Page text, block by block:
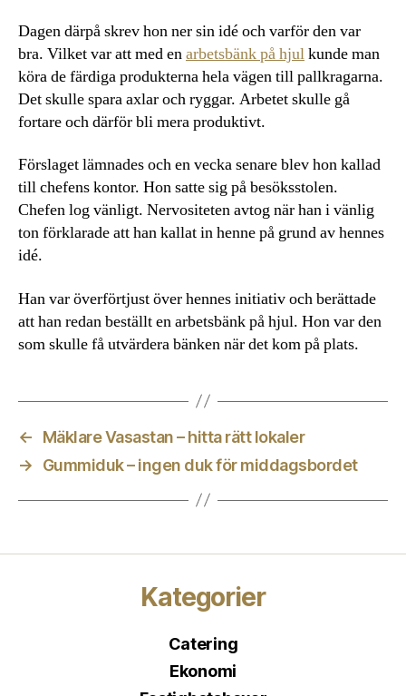
Dagen därpå skrev hon ner sin idé och varför den var
bra. Vilket var att med enarbetsbänk på hjulkunde man
köra de färdiga produkterna hela vägen till pallkragarna.
Det skulle spara axlar och ryggar. Arbetet skulle gå
fortare och därför bli mera produktivt.
Förslaget lämnades och en vecka senare blev hon kallad
till chefens kontor. Hon satte sig på besöksstolen.
Chefen log vänligt. Nervositeten avtog när han i vänlig
ton förklarade att han kallat in henne på grund av hennes
idé.
Han var överförtjust över hennes initiativ och berättade
att han redan beställt en arbetsbänk på hjul. Hon var den
som skulle få utvärdera bänken när det kom på plats.
←
Mäklare Vasastan – hitta rätt lokaler
→
Gummiduk – ingen duk för middagsbordet
Kategorier
Catering
Ekonomi